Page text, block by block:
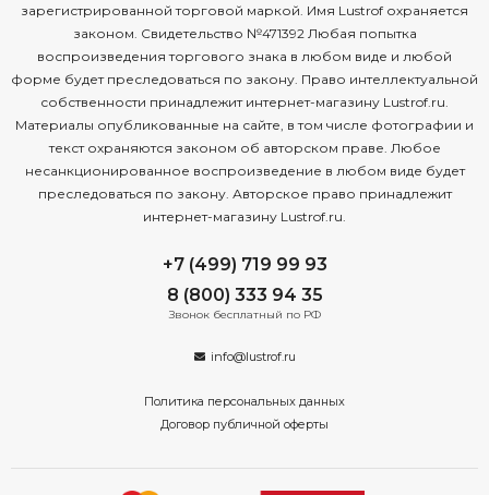
зарегистрированной торговой маркой. Имя Lustrof охраняется
законом. Свидетельство №471392 Любая попытка
воспроизведения торгового знака в любом виде и любой
форме будет преследоваться по закону. Право интеллектуальной
собственности принадлежит интернет-магазину Lustrof.ru.
Материалы опубликованные на сайте, в том числе фотографии и
текст охраняются законом об авторском праве. Любое
несанкционированное воспроизведение в любом виде будет
преследоваться по закону. Авторское право принадлежит
интернет-магазину Lustrof.ru.
+7 (499) 719 99 93
8 (800) 333 94 35
Звонок бесплатный по РФ
info@lustrof.ru
Политика персональных данных
Договор публичной оферты